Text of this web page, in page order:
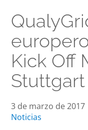
Kick Off
Stuttgart
3 de marzo de 2017
Noticias